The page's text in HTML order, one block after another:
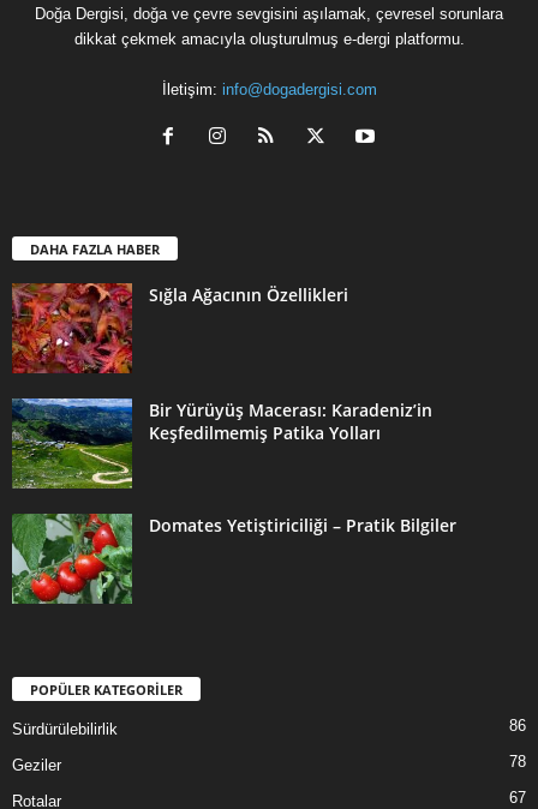
Doğa Dergisi, doğa ve çevre sevgisini aşılamak, çevresel sorunlara
dikkat çekmek amacıyla oluşturulmuş e-dergi platformu.
İletişim: info@dogadergisi.com
DAHA FAZLA HABER
Sığla Ağacının Özellikleri
Bir Yürüyüş Macerası: Karadeniz’in
Keşfedilmemiş Patika Yolları
Domates Yetiştiriciliği – Pratik Bilgiler
POPÜLER KATEGORİLER
Sürdürülebilirlik 86
Geziler 78
Rotalar 67